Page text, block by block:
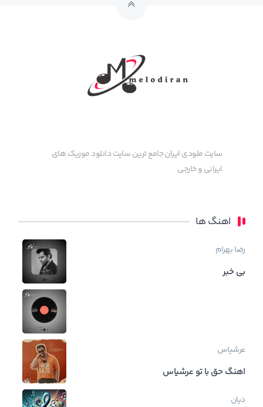
سایت ملودی ایران جامع ترین سایت دانلود موزیک های
ایرانی و خارجی
اهنگ ها
رضا بهرام
بی خبر
عرشیاس
اهنگ حق با تو عرشیاس
دیان